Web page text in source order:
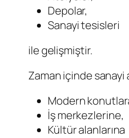
Depolar,
Sanayi tesisleri
ile gelişmiştir.
Zaman içinde sanayi
Modern
İş merkezlerine,
Kültür alanlarına